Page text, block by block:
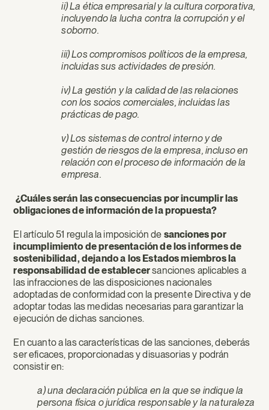
ii) La ética empresarial y la cultura corporativa,
incluyendo la lucha contra la corrupción y el
soborno.
iii) Los compromisos políticos de la empresa,
incluidas sus actividades de presión.
iv) La gestión y la calidad de las relaciones
con los socios comerciales, incluidas las
prácticas de pago.
v) Los sistemas de control interno y de
gestión de riesgos de la empresa, incluso en
relación con el proceso de información de la
empresa.
¿Cuáles serán las consecuencias por incumplir las
obligaciones de información de la propuesta?
El artículo 51 regula la imposición de sanciones por
incumplimiento de presentación de los informes de
sostenibilidad, dejando a los Estados miembros la
responsabilidad de establecersanciones aplicables a
las infracciones de las disposiciones nacionales
adoptadas de conformidad con la presente Directiva y de
adoptar todas las medidas necesarias para garantizar la
ejecución de dichas sanciones.
En cuanto a las características de las sanciones, deberás
ser eficaces, proporcionadas y disuasorias y podrán
consistir en:
a) una declaración pública en la que se indique la
persona física o jurídica responsable y la naturaleza